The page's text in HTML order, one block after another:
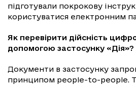
підготували покрокову
користуватися електронним
Як перевірити дійсність
допомогою застосунку «Дія»?
Документи в застосунку
принципом people-to-people.